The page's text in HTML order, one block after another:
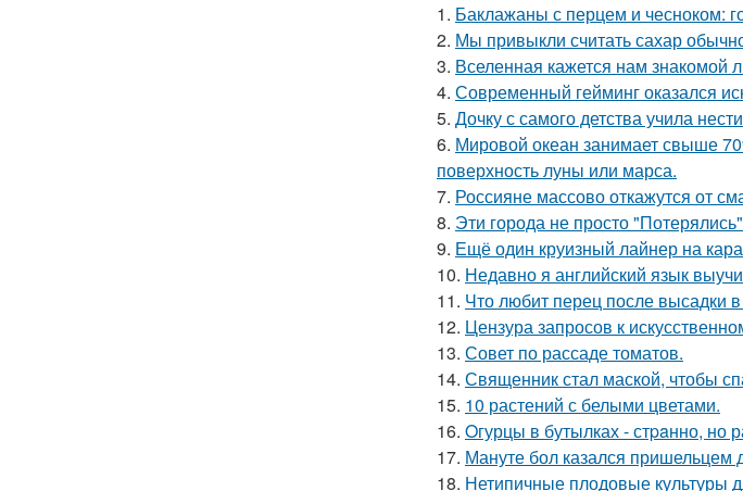
1. Баклажаны с перцем и чесноком:
2. Мы привыкли считать сахар
3. Вселенная кажется нам знакомой
4. Современный гейминг оказался
5. Дочку с самого детства учила
6. Мировой океан занимает свыше
поверхность луны или марса.
7. Россияне массово откажутся от
8. Эти города не просто
9. Ещё один круизный лайнер на
10. Недавно я английский язык
11. Что любит перец после высадки
12. Цензура запросов к
13. Совет по рассаде томатов.
14. Священник стал маской, чтобы
15. 10 растений с белыми цветами.
16. Oгурцы в бутылках - стpaнно, но
17. Мануте бол казался пришельцем
18. Нетипичные плодовые культуры